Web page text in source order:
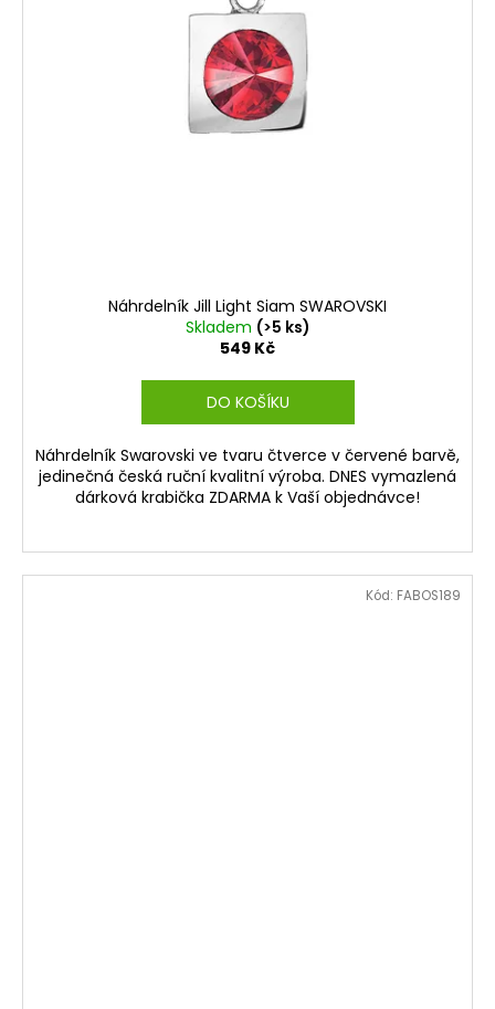
Náhrdelník Jill Light Siam SWAROVSKI
Skladem (>5 ks)
549 Kč
DO KOŠÍKU
Náhrdelník Swarovski ve tvaru čtverce v červené barvě,
jedinečná česká ruční kvalitní výroba. DNES vymazlená
dárková krabička ZDARMA k Vaší objednávce!
Kód: FABOS189